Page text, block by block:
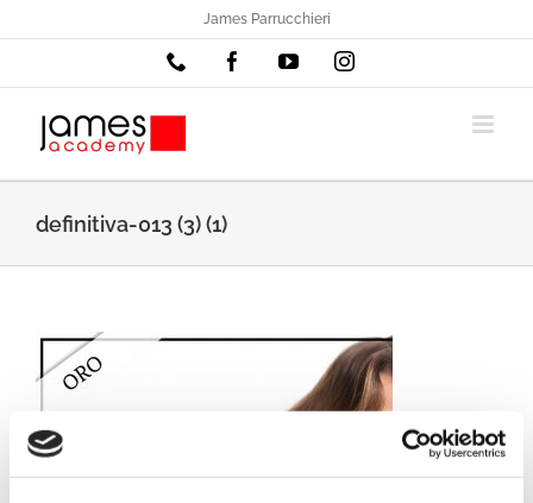
al
James Parrucchieri
Phone FacebookYouTubeInstagram
definitiva-013 (3) (1)